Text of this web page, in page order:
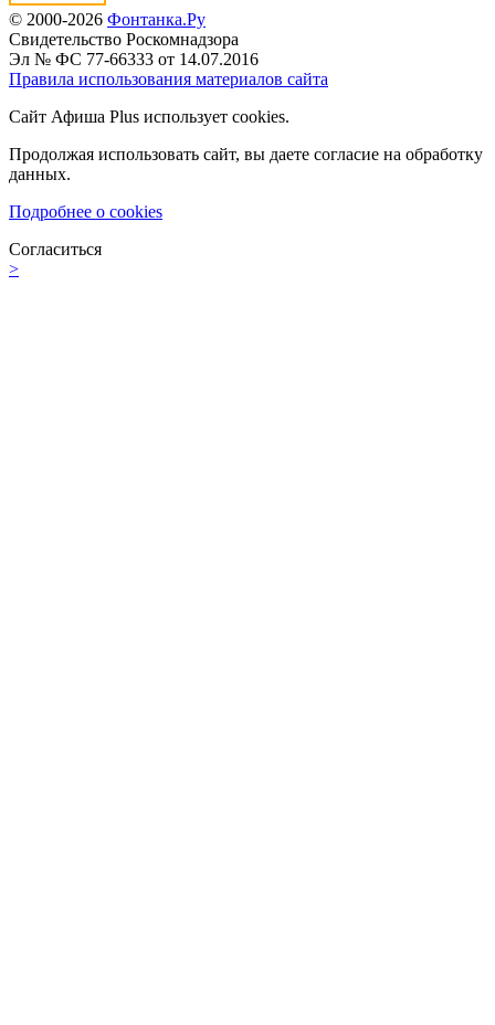
© 2000-2026 Фонтанка.Ру
Свидетельство Роскомнадзора
Эл № ФС 77-66333 от 14.07.2016
Правила использования материалов сайта
Сайт Афиша Plus использует cookies.
Продолжая использовать сайт, вы даете согласие на обработку
данных.
Подробнее о cookies
Согласиться
>